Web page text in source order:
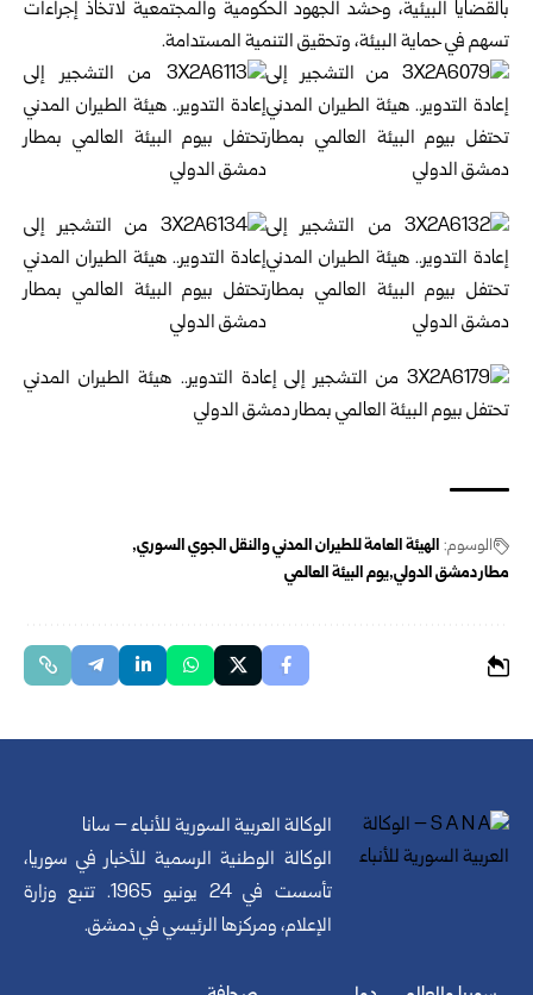
بالقضايا البيئية، وحشد الجهود الحكومية والمجتمعية لاتخاذ إجراءات
تسهم في حماية البيئة، وتحقيق التنمية المستدامة.
الوسوم: الهيئة العامة للطيران المدني والنقل الجوي السوري
مطار دمشق الدولي يوم البيئة العالمي
الوكالة العربية السورية للأنباء – سانا
الوكالة الوطنية الرسمية للأخبار في سوريا،
تأسست في 24 يونيو 1965. تتبع وزارة
الإعلام، ومركزها الرئيسي في دمشق.